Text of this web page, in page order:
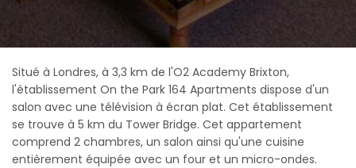
Situé à Londres, à 3,3 km de l'O2 Academy Brixton,
l'établissement On the Park 164 Apartments dispose d'un
salon avec une télévision à écran plat. Cet établissement
se trouve à 5 km du Tower Bridge. Cet appartement
comprend 2 chambres, un salon ainsi qu'une cuisine
entièrement équipée avec un four et un micro-ondes.